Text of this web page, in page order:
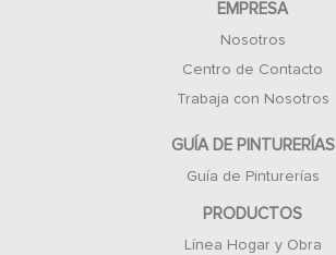
EMPRESA
Nosotros
Centro de Contacto
Trabaja con Nosotros
GUÍA DE PINTURERÍAS
Guía de Pinturerías
PRODUCTOS
Línea Hogar y Obra